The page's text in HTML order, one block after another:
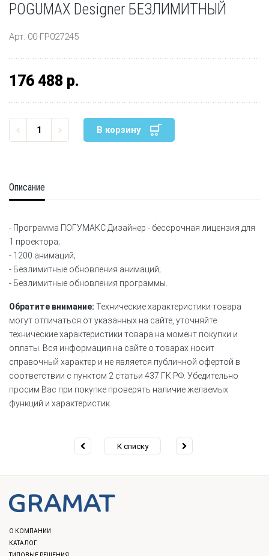
POGUMAX Designer БЕЗЛИМИТНЫЙ
Арт. 00-ГР027245
176 488 р.
В корзину
Описание
- Программа ПОГУМАКС Дизайнер - бессрочная лицензия для
1 проектора;
- 1200 анимаций;
- Безлимитные обновления анимаций;
- Безлимитные обновления программы.
Обратите внимание: Технические характеристики товара
могут отличаться от указанных на сайте, уточняйте
технические характеристики товара на момент покупки и
оплаты. Вся информация на сайте о товарах носит
справочный характер и не является публичной офертой в
соответствии с пунктом 2 статьи 437 ГК РФ. Убедительно
просим Вас при покупке проверять наличие желаемых
функций и характеристик.
К списку
О КОМПАНИИ
КАТАЛОГ